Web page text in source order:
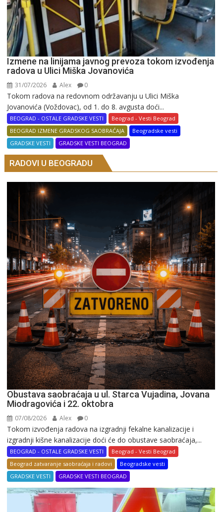
Izmene na linijama javnog prevoza tokom izvođenja
radova u Ulici Miška Jovanovića
31/07/2026 Alex 0
Tokom radova na redovnom održavanju u Ulici Miška
Jovanovića (Voždovac), od 1. do 8. avgusta doći...
BEOGRAD - OSTALE GRADSKE VESTI
Beograd - Vesti Beograd
BEOGRAD IZMENE GRADSKOG SAOBRAĆAJA
Beogradske vesti
GRADSKE VESTI
GRADSKE VESTI BEOGRAD
RADOVI U BEOGRADU
Obustava saobraćaja u ul. Starca Vujadina, Jovana
Miodragovića i 22. oktobra
07/08/2026 Alex 0
Tokom izvođenja radova na izgradnji fekalne kanalizacije i
izgradnji kišne kanalizacije doći će do obustave saobraćaja,...
BEOGRAD - OSTALE GRADSKE VESTI
Beograd - Vesti Beograd
Beograd zatvaranje saobraćaja i radovi
Beogradske vesti
GRADSKE VESTI
GRADSKE VESTI BEOGRAD